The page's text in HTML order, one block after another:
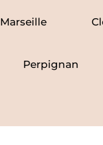
Marseille
Perpignan